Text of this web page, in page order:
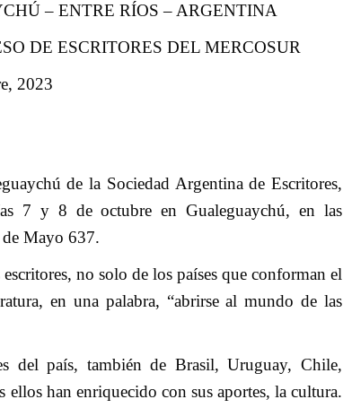
– ENTRE RÍOS – ARGENTINA
DE ESCRITORES DEL MERCOSUR
2023
de la Sociedad Argentina de Escritores,
7 y 8 de octubre en Gualeguaychú, en las
Mayo 637.
no solo de los países que conforman el
en una palabra, “abrirse al mundo de las
del país, también de Brasil, Uruguay, Chile,
han enriquecido con sus aportes, la cultura.